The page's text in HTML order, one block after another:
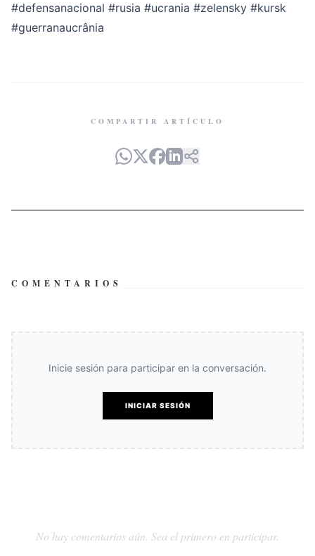
#defensanacional #rusia #ucrania #zelensky #kursk
#guerranaucrânia
COMPARTIR ARTÍCULO
COMENTARIOS
Inicie sesión para participar en la conversación.
INICIAR SESIÓN
No hay comentarios aún. Sea el primero en participar.